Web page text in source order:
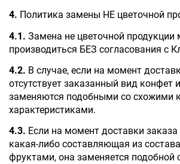
4. Политика замены НЕ цветочной
4.1. Замена не цветочной продукции
производиться БЕЗ согласования с
4.2. В случае, если на момент
отсутствует заказанный вид конфет
заменяются подобными со схожими
характеристиками.
4.3. Если на момент доставки заказа
какая-либо составляющая из
фруктами, она заменяется подобной